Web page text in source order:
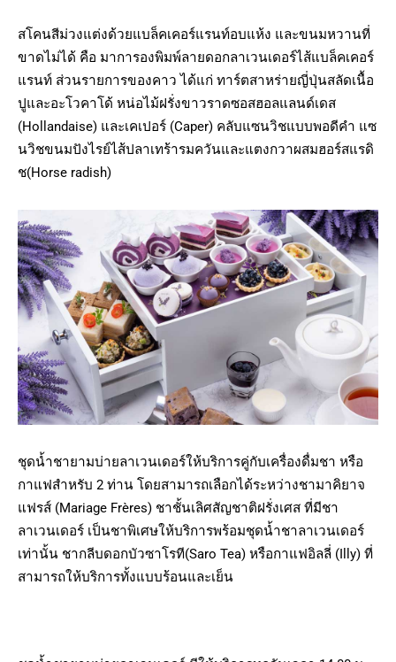
สโคนสีม่วงแต่งด้วยแบล็คเคอร์แรนท์อบแห้ง และขนมหวานที่
ขาดไม่ได้ คือ มาการองพิมพ์ลายดอกลาเวนเดอร์ไส้แบล็คเคอร์
แรนท์ ส่วนรายการของคาว ได้แก่ ทาร์ตสาหร่ายญี่ปุ่นสลัดเนื้อ
ปูและอะโวคาโด้ หน่อไม้ฝรั่งขาวราดซอสฮอลแลนด์เดส
(Hollandaise) และเคเปอร์ (Caper) คลับแซนวิชแบบพอดีคำ แซ
นวิชขนมปังไรย์ไส้ปลาเทร้ารมควันและแตงกวาผสมฮอร์สแรดิ
ช(Horse radish)
ชุดน้ำชายามบ่ายลาเวนเดอร์ให้บริการคู่กับเครื่องดื่มชา หรือ
กาแฟสำหรับ 2 ท่าน โดยสามารถเลือกได้ระหว่างชามาคิยาจ
แฟรส์ (Mariage Frères) ชาชั้นเลิศสัญชาติฝรั่งเศส ที่มีชา
ลาเวนเดอร์ เป็นชาพิเศษให้บริการพร้อมชุดน้ำชาลาเวนเดอร์
เท่านั้น ชากลีบดอกบัวซาโรที(Saro Tea) หรือกาแฟอิลลี่ (Illy) ที่
สามารถให้บริการทั้งแบบร้อนและเย็น